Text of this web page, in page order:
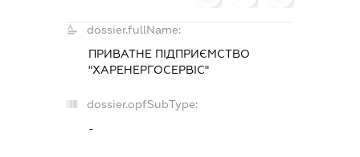
dossier.fullName:
ПРИВАТНЕ ПІДПРИЄМСТВО
"ХАРЕНЕРГОСЕРВІС"
dossier.opfSubType:
-